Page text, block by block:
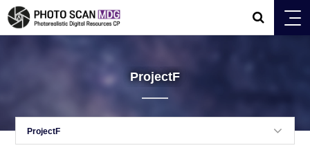
ProjectF
ProjectF